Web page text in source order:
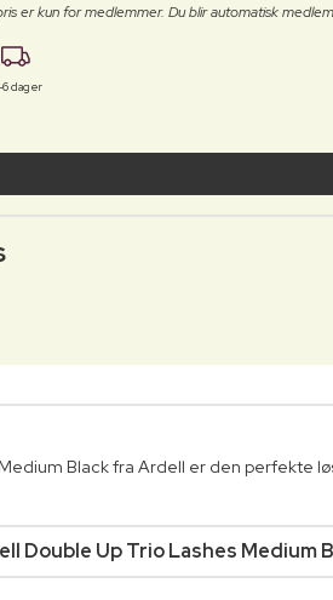
er kun for medlemmer. Du blir automatisk
dager
Black fra Ardell er den perfekte
Double Up Trio Lashes Medium